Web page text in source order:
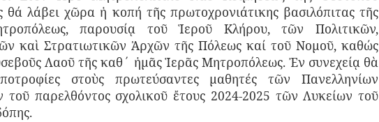
θά λάβει χῶρα ἡ κοπή τῆς πρωτοχρονιάτικης βασιλόπιτας τῆς
παρουσίᾳ τοῦ Ἱεροῦ Κλήρου, τῶν Πολιτικῶν,
καὶ Στρατιωτικῶν Ἀρχῶν τῆς Πόλεως καί τοῦ Νομοῦ, καθώς
Λαοῦ τῆς καθ΄ ἡμᾶς Ἱερᾶς Μητροπόλεως. Ἐν συνεχείᾳ θὰ
στοὺς πρωτεύσαντες μαθητές τῶν Πανελληνίων
τοῦ παρελθόντος σχολικοῦ ἔτους 2024-2025 τῶν Λυκείων τοῦ